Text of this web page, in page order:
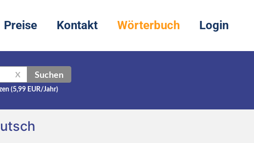
Preise Kontakt Wörterbuch Login
X Suchen
(5,99 EUR/Jahr)